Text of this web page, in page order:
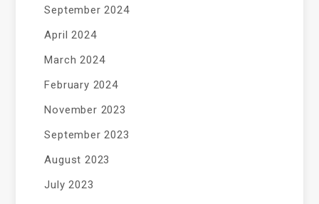
September 2024
April 2024
March 2024
February 2024
November 2023
September 2023
August 2023
July 2023